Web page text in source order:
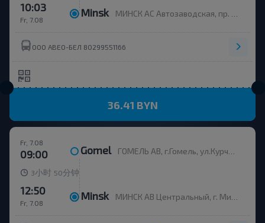
Fr, 7.08
10:03 Minsk МИНСК АС Автозаводская, пр. Партизанский, 148
ООО АВЕО-БЕЛ 80299551166
36.41 BYN
Fr, 7.08
09:00 Gomel ГОМЕЛЬ АВ, г.Гомель, ул.Курчатова 1, Беларусь
3 小时 50 分钟
Fr, 7.08
12:50 Minsk МИНСК АВ Центральный, г. Минск, ул. Бобруйская, 6